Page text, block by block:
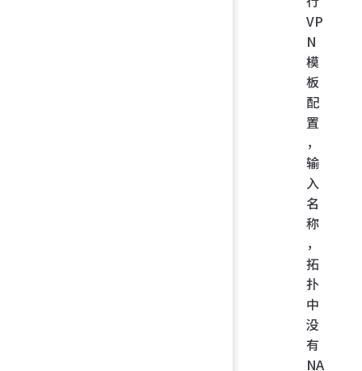
VP
N
模
板
配
置
，
输
入
名
称
，
拓
扑
中
没
有
NA